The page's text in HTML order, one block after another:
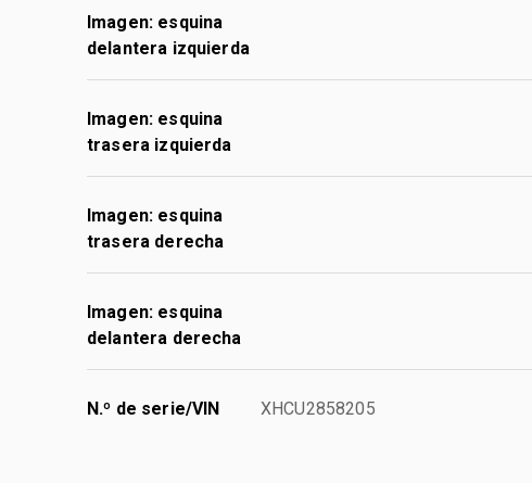
Imagen: esquina
delantera izquierda
Imagen: esquina
trasera izquierda
Imagen: esquina
trasera derecha
Imagen: esquina
delantera derecha
N.º de serie/VIN XHCU2858205